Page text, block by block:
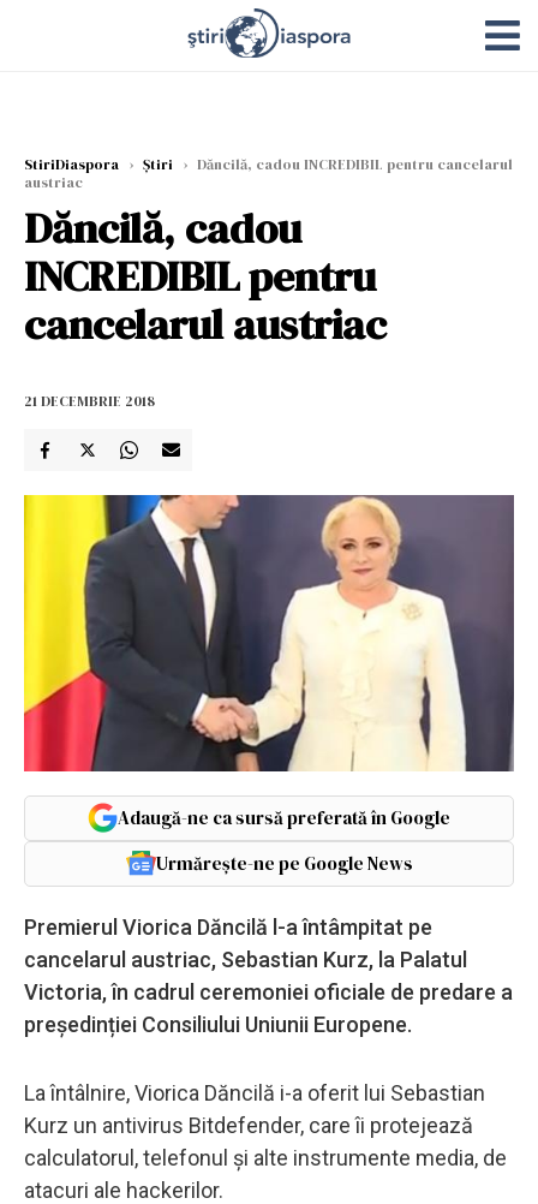
StiriDiaspora › Știri › Dăncilă, cadou INCREDIBIL pentru cancelarul
austriac
Dăncilă, cadou
INCREDIBIL pentru
cancelarul austriac
21 DECEMBRIE 2018
Adaugă-ne ca sursă preferată în Google
Urmărește-ne pe Google News
Premierul Viorica Dăncilă l-a întâmpitat pe
cancelarul austriac, Sebastian Kurz, la Palatul
Victoria, în cadrul ceremoniei oficiale de predare a
președinției Consiliului Uniunii Europene.
La întâlnire, Viorica Dăncilă i-a oferit lui Sebastian
Kurz un antivirus Bitdefender, care îi protejează
calculatorul, telefonul și alte instrumente media, de
atacuri ale hackerilor.